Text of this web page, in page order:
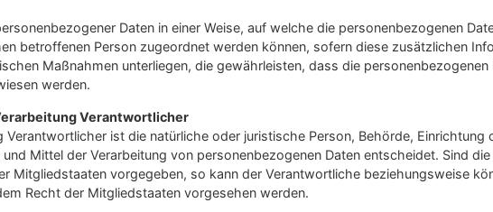
Daten in einer Weise, auf welche die personenbezogenen
betroffenen Person zugeordnet werden können, sofern diese zusätzlichen
Maßnahmen unterliegen, die gewährleisten, dass die
werden.
Verantwortlicher
ist die natürliche oder juristische Person, Behörde, Einrichtung
Mittel der Verarbeitung von personenbezogenen Daten entscheidet. Sind
Mitgliedstaaten vorgegeben, so kann der Verantwortliche beziehungsweise
Recht der Mitgliedstaaten vorgesehen werden.